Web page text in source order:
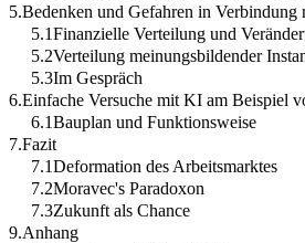
5.Bedenken und Gefahren in
5.1Finanzielle Verteilung und
5.2Verteilung meinungsbildender
5.3Im Gespräch
6.Einfache Versuche mit KI am Beispiel
6.1Bauplan und Funktionsweise
7.Fazit
7.1Deformation des Arbeitsmarktes
7.2Moravec's Paradoxon
7.3Zukunft als Chance
9.Anhang